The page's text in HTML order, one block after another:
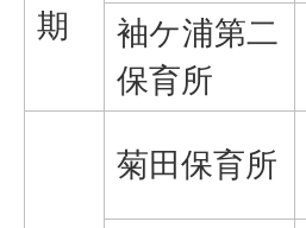
期
袖ケ浦第二
保育所
菊田保育所